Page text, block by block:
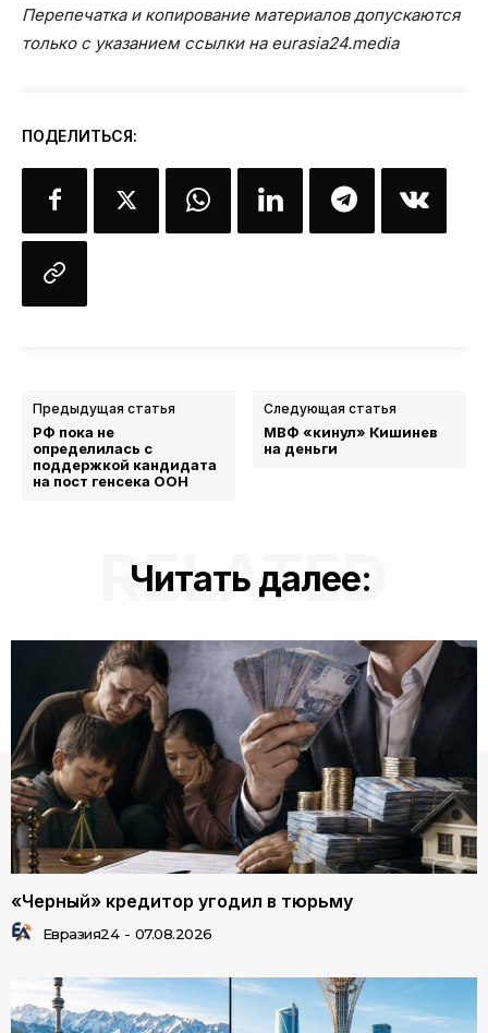
Перепечатка и копирование материалов допускаются
только с указанием ссылки на eurasia24.media
ПОДЕЛИТЬСЯ:
Предыдущая статья
РФ пока не
определилась с
поддержкой кандидата
на пост генсека ООН
Следующая статья
МВФ «кинул» Кишинев
на деньги
Читать далее:
RELATED
«Черный» кредитор угодил в тюрьму
Евразия24 - 07.08.2026